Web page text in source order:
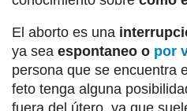
El aborto es una
ya sea espontaneo o por
persona que se encuentra
feto tenga alguna